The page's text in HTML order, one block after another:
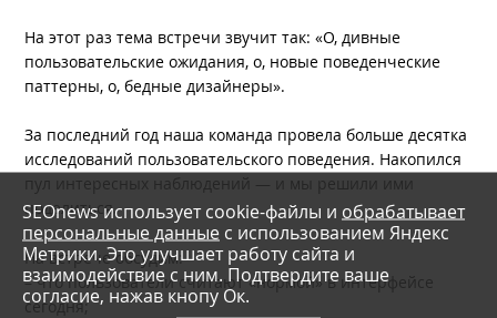
На этот раз тема встречи звучит так: «О, дивные
пользовательские ожидания, о, новые поведенческие
паттерны, о, бедные дизайнеры».
За последний год наша команда провела больше десятка
исследований пользовательского поведения. Накопился
пул интересных наблюдений — и мы решили ими
поделиться.
На встрече обсудим:
– что пользователи считают «нормой» в интерфейсе
сегодня;
SEOnews использует cookie-файлы и обрабатывает
персональные данные с использованием Яндекс
Метрики. Это улучшает работу сайта и
взаимодействие с ним. Подтвердите ваше
согласие, нажав кнопу Ок.